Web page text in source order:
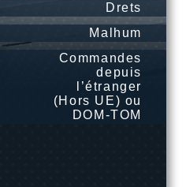
Drets
Malhum
Commandes
depuis
l’étranger
(Hors UE) ou
DOM-TOM